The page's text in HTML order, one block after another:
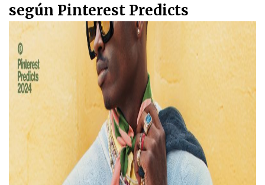
según Pinterest Predicts